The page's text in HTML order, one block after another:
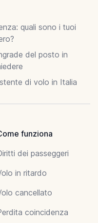
quali sono i tuoi
del posto in
di volo in Italia
funziona
dei passeggeri
in ritardo
cancellato
coincidenza